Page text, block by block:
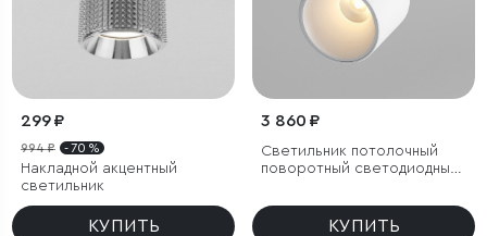
299 ₽
994 ₽ - 70 %
Накладной акцентный
светильник
КУПИТЬ
3 860 ₽
Светильник потолочный
поворотный светодиодный
КУПИТЬ